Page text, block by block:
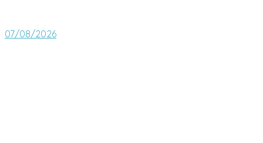
07/08/2026